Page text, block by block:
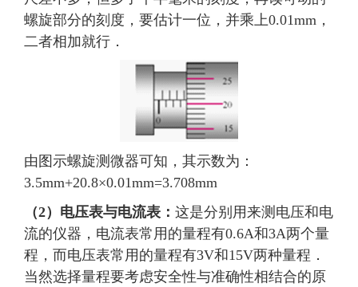
螺旋部分的刻度，要估计一位，并乘上0.01mm，
二者相加就行．
由图示螺旋测微器可知，其示数为：
3.5mm+20.8×0.01mm=3.708mm
（2）电压表与电流表： 这是分别用来测电压和电
流的仪器，电流表常用的量程有0.6A和3A两个量
程，而电压表常用的量程有3V和15V两种量程．
当然选择量程要考虑安全性与准确性相结合的原